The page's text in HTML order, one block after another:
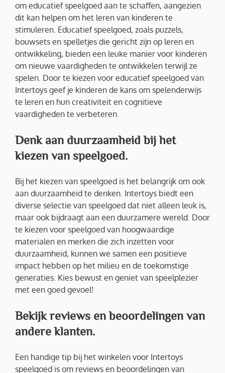
om educatief speelgoed aan te schaffen, aangezien
dit kan helpen om het leren van kinderen te
stimuleren. Educatief speelgoed, zoals puzzels,
bouwsets en spelletjes die gericht zijn op leren en
ontwikkeling, bieden een leuke manier voor kinderen
om nieuwe vaardigheden te ontwikkelen terwijl ze
spelen. Door te kiezen voor educatief speelgoed van
Intertoys geef je kinderen de kans om spelenderwijs
te leren en hun creativiteit en cognitieve
vaardigheden te verbeteren.
Denk aan duurzaamheid bij het
kiezen van speelgoed.
Bij het kiezen van speelgoed is het belangrijk om ook
aan duurzaamheid te denken. Intertoys biedt een
diverse selectie van speelgoed dat niet alleen leuk is,
maar ook bijdraagt aan een duurzamere wereld. Door
te kiezen voor speelgoed van hoogwaardige
materialen en merken die zich inzetten voor
duurzaamheid, kunnen we samen een positieve
impact hebben op het milieu en de toekomstige
generaties. Kies bewust en geniet van speelplezier
met een goed gevoel!
Bekijk reviews en beoordelingen van
andere klanten.
Een handige tip bij het winkelen voor Intertoys
speelgoed is om reviews en beoordelingen van